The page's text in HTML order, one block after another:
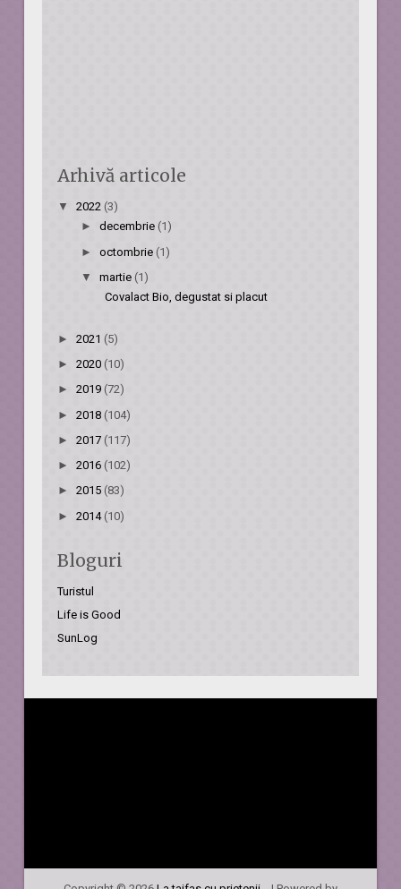
Arhivă articole
▼2022 (3)
► decembrie (1)
► octombrie (1)
▼ martie (1)
Covalact Bio, degustat si placut
►2021 (5)
►2020 (10)
►2019 (72)
►2018(104)
►2017 (117)
►2016(102)
►2015 (83)
►2014 (10)
Bloguri
Turistul
Life is Good
SunLog